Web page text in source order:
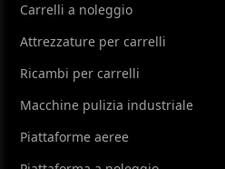
Carrelli a noleggio
Attrezzature per carrelli
Ricambi per carrelli
Macchine pulizia industriale
Piattaforme aeree